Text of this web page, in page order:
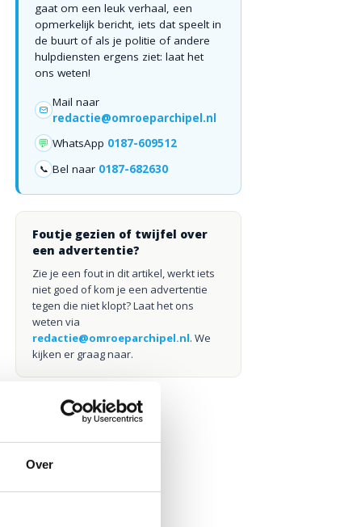
Over
gaat om een leuk verhaal, een
opmerkelijk bericht, iets dat speelt in
de buurt of als je politie of andere
hulpdiensten ergens ziet: laat het
ons weten!
Mail naar
redactie@omroeparchipel.nl
💬 WhatsApp 0187-609512
📞 Bel naar 0187-682630
Foutje gezien of twijfel over
een advertentie?
Zie je een fout in dit artikel, werkt iets
niet goed of kom je een advertentie
tegen die niet klopt? Laat het ons
weten via
redactie@omroeparchipel.nl. We
kijken er graag naar.